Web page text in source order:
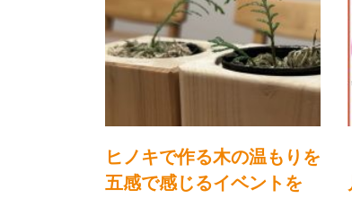
ヒノキで作る木の温もりを
五感で感じるイベントを